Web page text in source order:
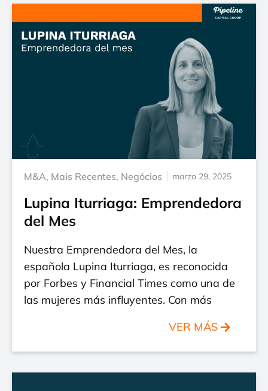
M&A, Mais Recentes, Negócios marzo 29, 2025
Lupina Iturriaga: Emprendedora
del Mes
Nuestra Emprendedora del Mes, la
española Lupina Iturriaga, es reconocida
por Forbes y Financial Times como una de
las mujeres más influyentes. Con más
VER MÁS